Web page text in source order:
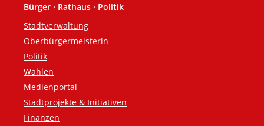
Fußzeile
Bürger · Rathaus · Politik
Stadtverwaltung
Oberbürgermeisterin
Politik
Wahlen
Medienportal
Stadtprojekte & Initiativen
Finanzen